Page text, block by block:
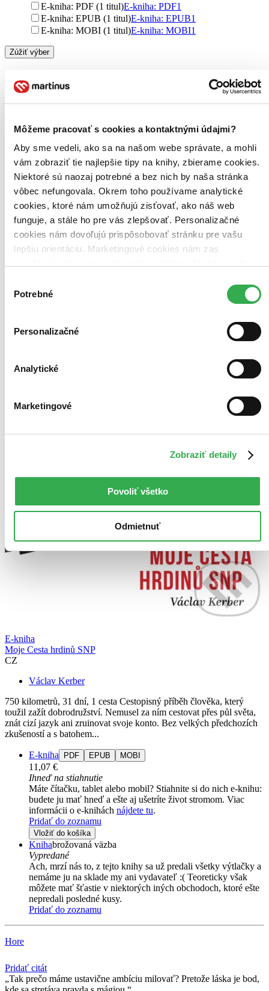
Môžeme pracovať s cookies a kontaktnými údajmi?
Aby sme vedeli, ako sa na našom webe správate, a mohli
vám zobraziť tie najlepšie tipy na knihy, zbierame cookies.
Niektoré sú naozaj potrebné a bez nich by naša stránka
vôbec nefungovala. Okrem toho používame analytické
cookies, ktoré nám umožňujú zisťovať, ako náš web
funguje, a stále ho pre vás zlepšovať. Personalizačné
cookies nám dovoľujú prispôsobovať stránku pre vašu
lepšiu orientáciu. Marketingové cookies nám zas
keby sme mohli používať všetky tieto cookies. Ďakujeme!
súhlasu
Potrebné
Personalizačné
Analytické
Marketingové
Zobraziť detaily
Povoliť všetko
Odmietnuť
E-kniha: PDF (1 titul)E-kniha: PDF1
E-kniha: EPUB (1 titul)E-kniha: EPUB1
E-kniha: MOBI (1 titul)E-kniha: MOBI1
Zúžiť výber
Zoradiť
Bestsellery
Top hodnotené
Najdrahšie
Najlacnejšie
Najvyššia zľava
E-kniha
Moje Cesta hrdinů SNP
CZ
Václav Kerber
750 kilometrů, 31 dní, 1 cesta Cestopisný příběh člověka, který
toužil zažít dobrodružství. Nemusel za ním cestovat přes půl světa,
znát cizí jazyk ani zruinovat svoje konto. Bez velkých předchozích
zkušeností a s batohem...
E-kniha PDF EPUB MOBI
11,07 €
Ihneď na stiahnutie
Máte čítačku, tablet alebo mobil? Stiahnite si do nich e-knihu:
budete ju mať hneď a ešte aj ušetríte život stromom. Viac
informácii o e-knihách nájdete tu.
Pridať do zoznamu
Vložiť do košíka
Knihabrožovaná väzba
Vypredané
Ach, mrzí nás to, z tejto knihy sa už predali všetky výtlačky a
nemáme ju na sklade my ani vydavateľ :( Teoreticky však
môžete mať šťastie v niektorých iných obchodoch, ktoré ešte
nepredali posledné kusy.
Pridať do zoznamu
Hore
Pridať citát
Tak prečo máme ustavične ambíciu milovať? Pretože láska je bod,